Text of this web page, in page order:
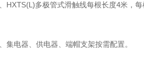
多极管式滑触线每根长度4米，每
电器、供电器、端帽支架按需配置。